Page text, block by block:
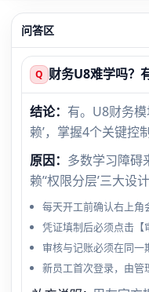
问答区
Q 财务U8难学吗？
结论： 有。U8财务模
赖’，掌握4个关键控
原因： 多数学习障碍
赖’‘权限分层’三大设
每天开工前确认右上角
凭证填制后必须点击【
审核与记账必须在同
新员工首次登录，由管